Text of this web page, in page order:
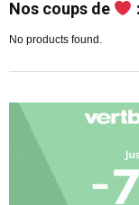
Nos coups de :
No products found.